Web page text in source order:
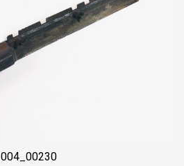
004_00230